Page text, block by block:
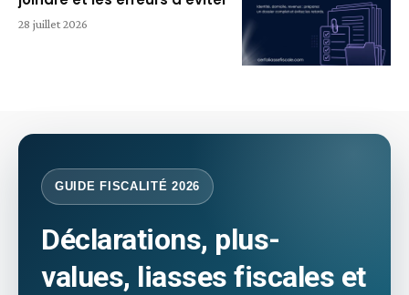
28 juillet 2026
GUIDE FISCALITÉ 2026
Déclarations, plus-
values, liasses fiscales et